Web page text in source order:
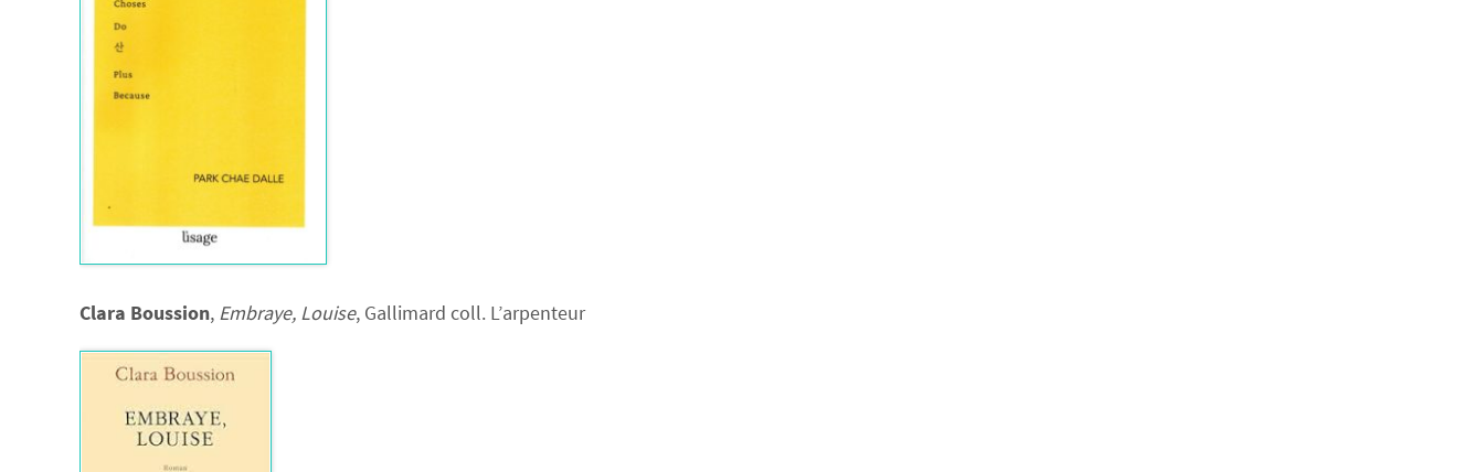
Clara Boussion, Embraye, Louise, Gallimard coll. L’arpenteur